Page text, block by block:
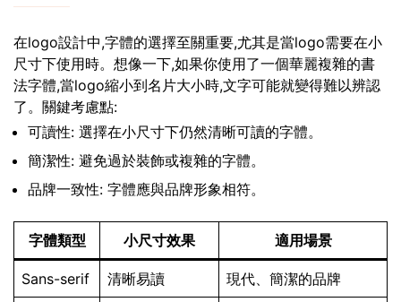
在logo設計中,字體的選擇至關重要,尤其是當logo需要在小
尺寸下使用時。想像一下,如果你使用了一個華麗複雜的書
法字體,當logo縮小到名片大小時,文字可能就變得難以辨認
了。關鍵考慮點:
可讀性: 選擇在小尺寸下仍然清晰可讀的字體。
簡潔性: 避免過於裝飾或複雜的字體。
品牌一致性: 字體應與品牌形象相符。
字體類型 小尺寸效果 適用場景
Sans-serif 清晰易讀 現代、簡潔的品牌